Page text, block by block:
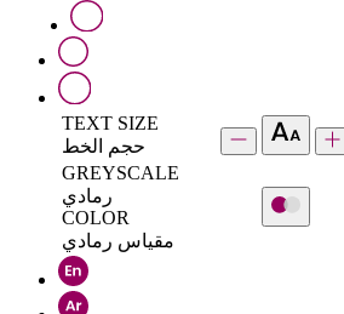
TEXT SIZE
حجم الخط
GREYSCALE
رمادي
COLOR
مقياس رمادي